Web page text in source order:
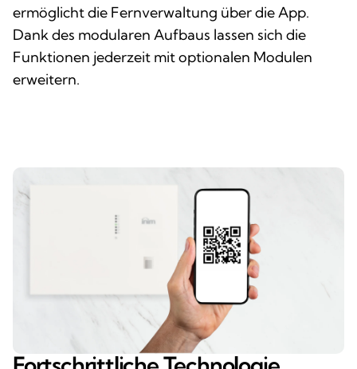
ermöglicht die Fernverwaltung über die App.
Dank des modularen Aufbaus lassen sich die
Funktionen jederzeit mit optionalen Modulen
erweitern.